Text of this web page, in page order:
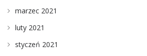
marzec 2021
luty 2021
styczeń 2021